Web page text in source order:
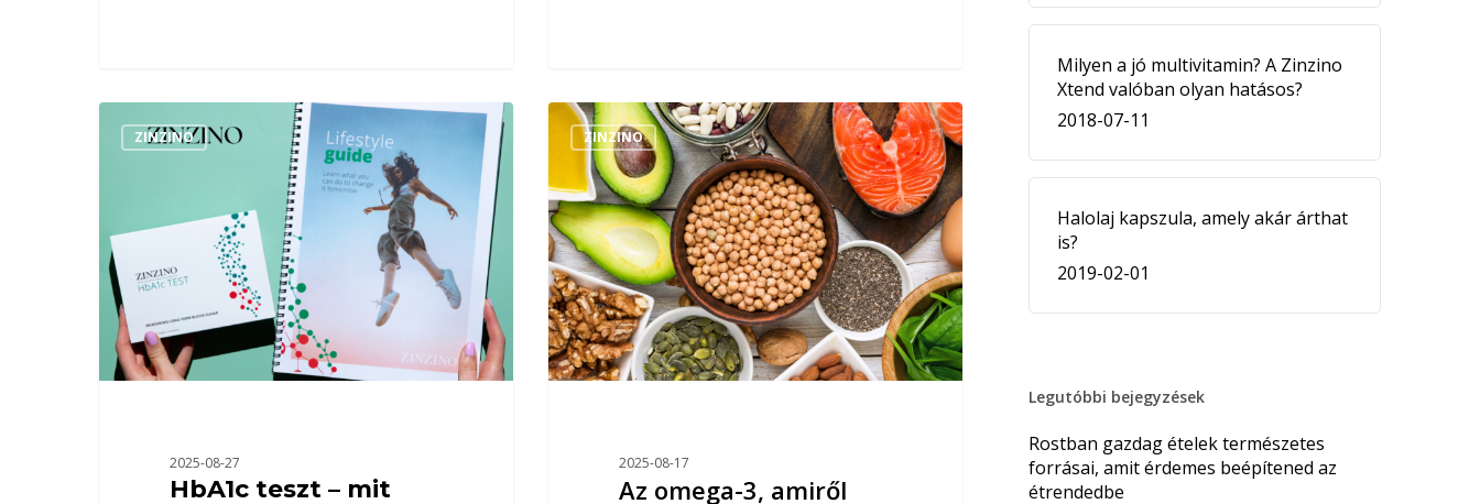
ZINZINO
2025-08-27
HbA1c teszt – mit
ZINZINO
2025-08-17
Az omega-3, amiről
Milyen a jó multivitamin? A Zinzino
Xtend valóban olyan hatásos?
2018-07-11
Halolaj kapszula, amely akár árthat
is?
2019-02-01
Legutóbbi bejegyzések
Rostban gazdag ételek természetes
forrásai, amit érdemes beépítened az
étrendedbe